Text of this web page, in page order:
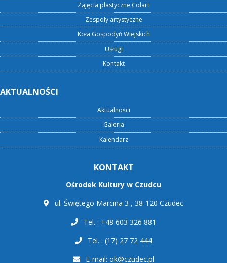
Zajęcia plastyczne Colart
Zespoły artystyczne
Koła Gospodyń Wiejskich
Usługi
Kontakt
AKTUALNOŚCI
Aktualności
Galeria
Kalendarz
KONTAKT
Ośrodek Kultury w Czudcu
ul. Świętego Marcina 3 , 38-120 Czudec
Tel. : +48 603 326 881
Tel. : (17) 27 72 444
E-mail: ok@czudec.pl